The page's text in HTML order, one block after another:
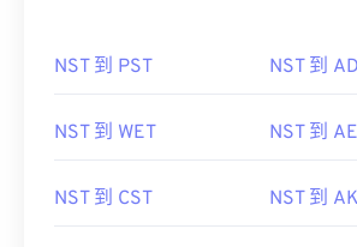
NST 到 PST NST 到
NST 到 WET NST 到
NST 到 CST NST 到